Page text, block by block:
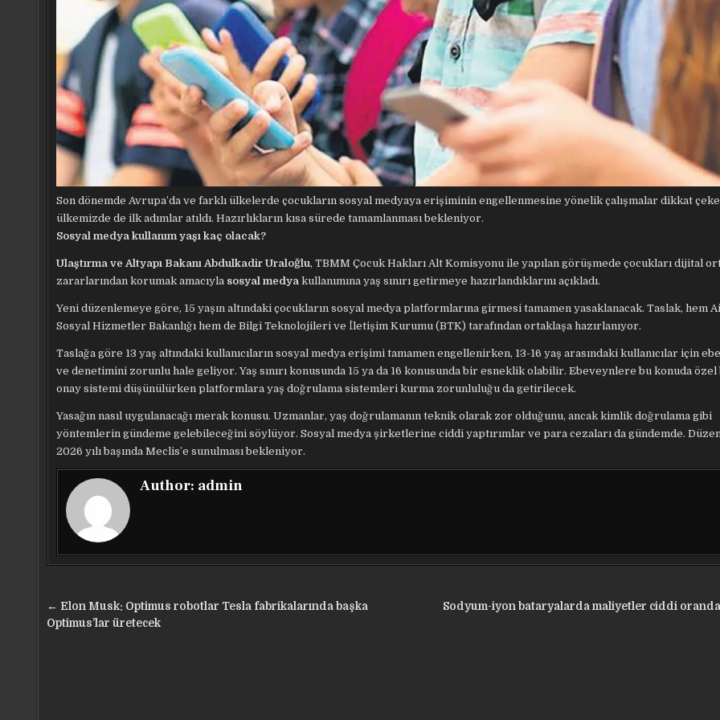
Son dönemde Avrupa’da ve farklı ülkelerde çocukların sosyal medyaya erişiminin engellenmesine yönelik çalışmalar dikkat
ülkemizde de ilk adımlar atıldı. Hazırlıkların kısa sürede tamamlanması bekleniyor.
Sosyal medya kullanım yaşı kaç olacak?
Ulaştırma ve Altyapı Bakanı Abdulkadir Uraloğlu, TBMM Çocuk Hakları Alt Komisyonu ile yapılan görüşmede çocukları dijital
zararlarından korumak amacıyla sosyal medya kullanımına yaş sınırı getirmeye hazırlandıklarını açıkladı.
Yeni düzenlemeye göre, 15 yaşın altındaki çocukların sosyal medya platformlarına girmesi tamamen yasaklanacak. Taslak, hem
Sosyal Hizmetler Bakanlığı hem de Bilgi Teknolojileri ve İletişim Kurumu (BTK) tarafından ortaklaşa hazırlanıyor.
Taslağa göre 13 yaş altındaki kullanıcıların sosyal medya erişimi tamamen engellenirken, 13-16 yaş arasındaki kullanıcılar için
ve denetimini zorunlu hale geliyor. Yaş sınırı konusunda 15 ya da 16 konusunda bir esneklik olabilir. Ebeveynlere bu konuda
onay sistemi düşünülürken platformlara yaş doğrulama sistemleri kurma zorunluluğu da getirilecek.
Yasağın nasıl uygulanacağı merak konusu. Uzmanlar, yaş doğrulamanın teknik olarak zor olduğunu, ancak kimlik doğrulama gibi
yöntemlerin gündeme gelebileceğini söylüyor. Sosyal medya şirketlerine ciddi yaptırımlar ve para cezaları da gündemde.
2026 yılı başında Meclis’e sunulması bekleniyor.
Author: admin
Yazı
gezinmesi
Sodyum-iyon bataryalarda maliyetler ciddi
← Elon Musk: Optimus robotlar Tesla fabrikalarında başka
Optimus’lar üretecek